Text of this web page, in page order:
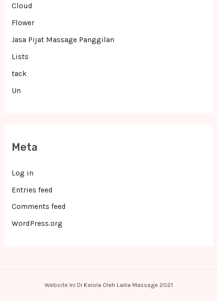
Cloud
Flower
Jasa Pijat Massage Panggilan
Lists
tack
Un
Meta
Log in
Entries feed
Comments feed
WordPress.org
Website Ini Di Kelola Oleh Lailia Massage 2021